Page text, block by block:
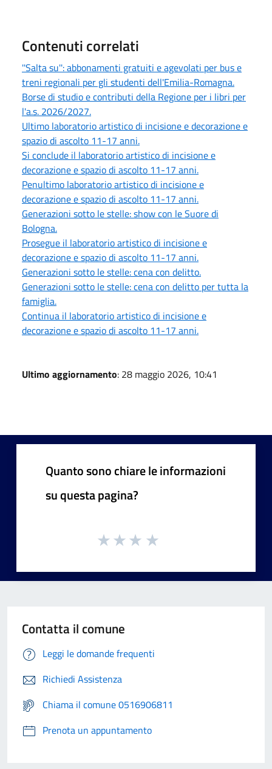
Contenuti correlati
''Salta su'': abbonamenti gratuiti e agevolati per bus e
treni regionali per gli studenti dell'Emilia-Romagna.
Borse di studio e contributi della Regione per i libri per
l'a.s. 2026/2027.
Ultimo laboratorio artistico di incisione e decorazione e
spazio di ascolto 11-17 anni.
Si conclude il laboratorio artistico di incisione e
decorazione e spazio di ascolto 11-17 anni.
Penultimo laboratorio artistico di incisione e
decorazione e spazio di ascolto 11-17 anni.
Generazioni sotto le stelle: show con le Suore di
Bologna.
Prosegue il laboratorio artistico di incisione e
decorazione e spazio di ascolto 11-17 anni.
Generazioni sotto le stelle: cena con delitto.
Generazioni sotto le stelle: cena con delitto per tutta la
famiglia.
Continua il laboratorio artistico di incisione e
decorazione e spazio di ascolto 11-17 anni.
Ultimo aggiornamento: 28 maggio 2026, 10:41
Quanto sono chiare le informazioni
su questa pagina?
Contatta il comune
Leggi le domande frequenti
Richiedi Assistenza
Chiama il comune 0516906811
Prenota un appuntamento